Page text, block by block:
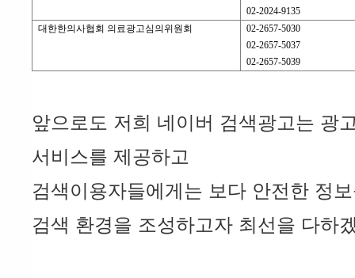
02-2024-9135
대한한의사협회 의료광고심의위원회
02-2657-5030
02-2657-5037
02-2657-5039
앞으로도 저희 네이버 검색광고는 광
서비스를 제공하고
검색이용자들에게는 보다 안전한 정
검색 환경을 조성하고자 최선을 다하